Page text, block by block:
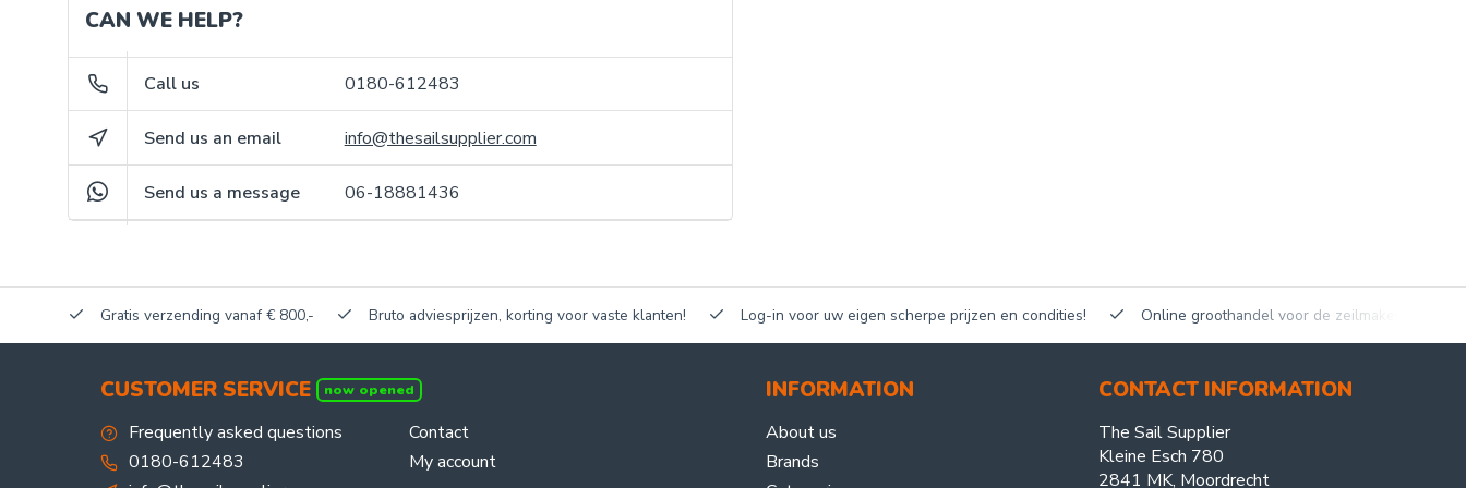
CAN WE HELP?
Call us 0180-612483
Send us an email info@thesailsupplier.com
Send us a message 06-18881436
Gratis verzending vanaf € 800,- Bruto adviesprijzen, korting voor vaste klanten! Log-in voor uw eigen scherpe prijzen en condities! Online groothandel voor de zeilmakerij!
CUSTOMER SERVICE now opened
Frequently asked questions
0180-612483
Contact
My account
INFORMATION
About us
Brands
CONTACT INFORMATION
The Sail Supplier
Kleine Esch 780
2841 MK, Moordrecht